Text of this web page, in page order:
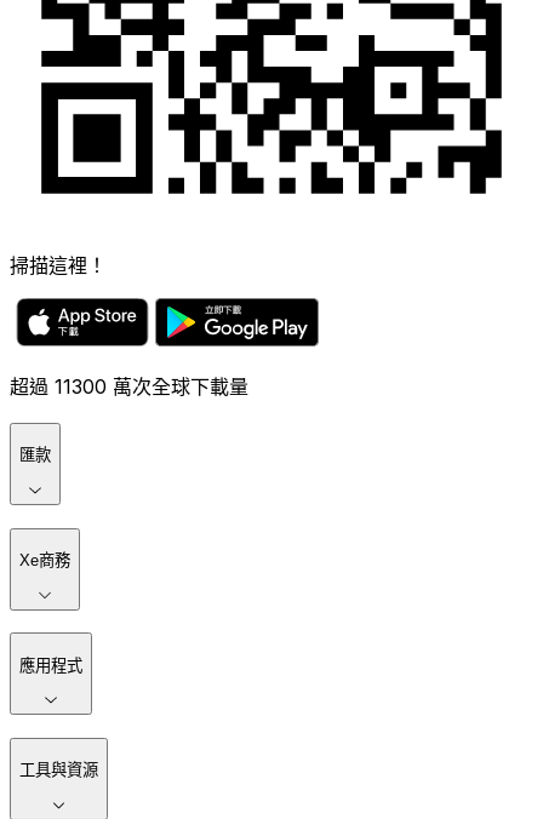
掃描這裡！
超過 11300 萬次全球下載量
匯款
Xe商務
應用程式
工具與資源